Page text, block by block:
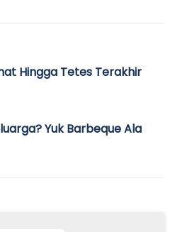
Hingga Tetes Terakhir
Yuk Barbeque Ala